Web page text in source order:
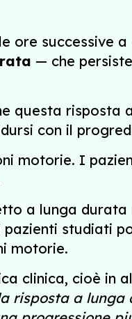
ore successive a
— che
questa risposta
con il
motorie. I
a lunga durata
studiati
motorie.
clinica, cioè in
risposta a